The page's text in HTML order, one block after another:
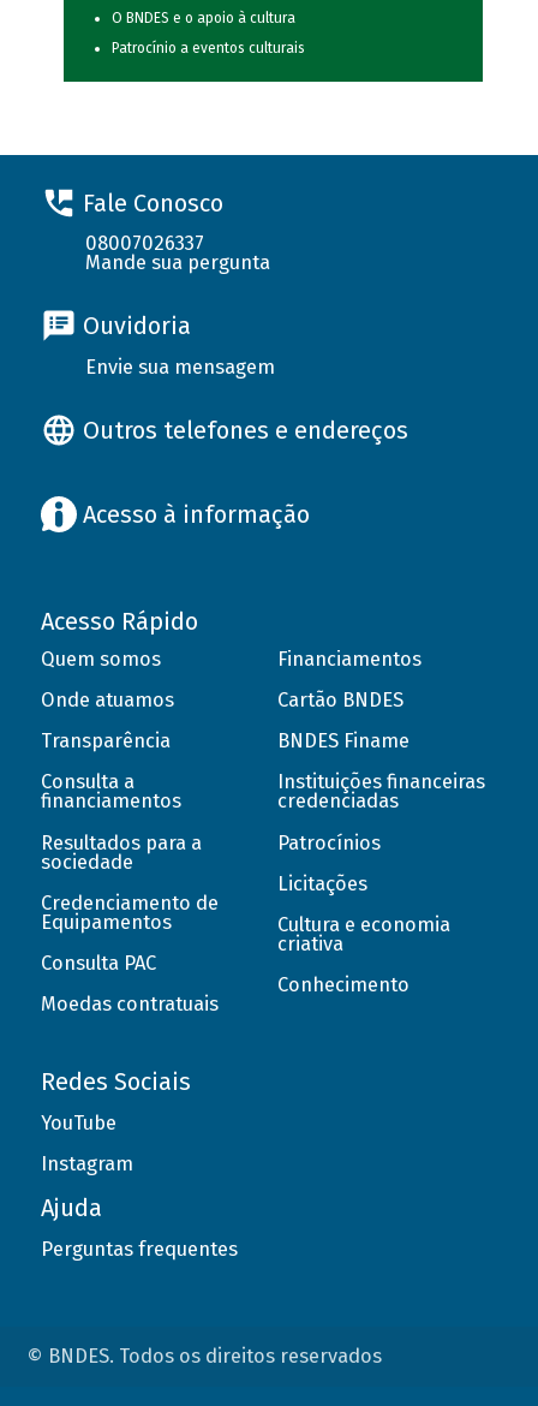
O BNDES e o apoio à cultura
Patrocínio a eventos culturais
Fale Conosco
08007026337
Mande sua pergunta
Ouvidoria
Envie sua mensagem
Outros telefones e endereços
Acesso à informação
Acesso Rápido
Quem somos
Onde atuamos
Transparência
Consulta a
financiamentos
Resultados para a
sociedade
Credenciamento de
Equipamentos
Consulta PAC
Moedas contratuais
Financiamentos
Cartão BNDES
BNDES Finame
Instituições financeiras
credenciadas
Patrocínios
Licitações
Cultura e economia
criativa
Conhecimento
Redes Sociais
YouTube
Instagram
Ajuda
Perguntas frequentes
© BNDES. Todos os direitos reservados